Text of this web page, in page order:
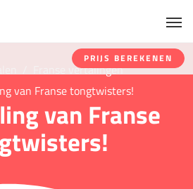
PRIJS BEREKENEN
Franse vertalingen
van Franse tongtwisters!
van Franse